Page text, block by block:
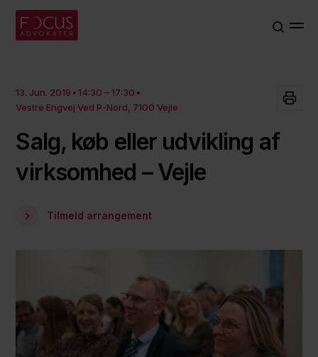
13. Jun. 2019
14:30 – 17:30
Vestre Engvej Ved P-Nord, 7100 Vejle
Salg, køb eller udvikling af
virksomhed – Vejle
Tilmeld arrangement